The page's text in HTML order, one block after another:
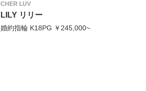
CHER LUV
LILY リリー
婚約指輪 K18PG ￥245,000~